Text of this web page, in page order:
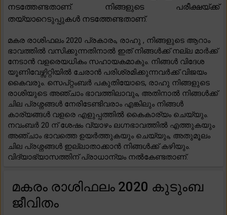
നടത്തേണ്ടതാണ്. നിങ്ങളുടെ പരീക്ഷയ്ക്ക്
തയ്യാറെടുപ്പുകൾ നടത്തേണ്ടതാണ്.
മകര രാശിഫലം 2020 പ്രകാരം, രാഹു , നിങ്ങളുടെ ആറാം
ഭാവത്തിൽ വസിക്കുന്നതിനാൽ ഇത് നിങ്ങൾക്ക് നല്ല മാർക്ക്
നേടാൻ വളരെയധികം സഹായകമാകും. നിങ്ങൾ വിദേശ
യൂണിവേഴ്സിറ്റിയിൽ ചേരാൻ പരിശ്രമിക്കുന്നവർക്ക് വിജയം
കൈവരും. സെപ്റ്റംബർ പകുതിയോടെ, രാഹു നിങ്ങളുടെ
രാശിയുടെ അഞ്ചാം ഭാവത്തിലാവും, അതിനാൽ നിങ്ങൾക്ക്
ചില പ്രശ്നങ്ങൾ നേരിടേണ്ടിവരാം എങ്കിലും നിങ്ങൾ
കാര്യങ്ങൾ വളരെ എളുപ്പത്തിൽ കൈകാര്യം ചെയ്യും.
നവംബർ 20 ന് ശേഷം വ്യാഴം ലഗ്നഭാവത്തിൽ എത്തുകയും
അഞ്ചാം ഭാവത്തെ ഉയർത്തുകയും ചെയ്യും, അതുമൂലം
ചില പ്രശ്നങ്ങൾ ഇല്ലാതാക്കാൻ നിങ്ങൾക്ക് കഴിയും.
വിദ്യാഭ്യാസത്തിന് പ്രാധാന്യം നൽകേണ്ടതാണ്.
മകരം രാശിഫലം 2020 കുടുംബ
ജീവിതം